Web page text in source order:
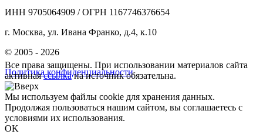
ИНН 9705064909 / ОГРН 1167746376654
г. Москва, ул. Ивана Франко, д.4, к.10
© 2005 - 2026
Политика конфиденциальности
Все права защищены. При использовании материалов сайта
активнаяссылкана источник обязательна.
Мы используем файлы cookie для хранения данных.
Продолжая пользоваться нашим сайтом, вы соглашаетесь с
условиями их использования.
OK